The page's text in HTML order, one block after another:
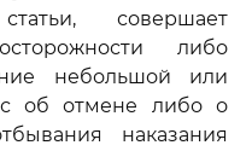
совершает
либо
небольшой или
об отмене либо о
наказания